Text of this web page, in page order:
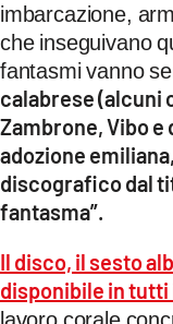
LACONAIR.IT
LACITYMAG.IT
ILREGGINO.IT
ILVIBONESE.IT
imbarcazione,
che inseguivano
fantasmi vanno
calabrese (alcuni
Zambrone, Vibo e
adozione
discografico dal
fantasma”.
Il disco, il sesto
disponibile in tutti